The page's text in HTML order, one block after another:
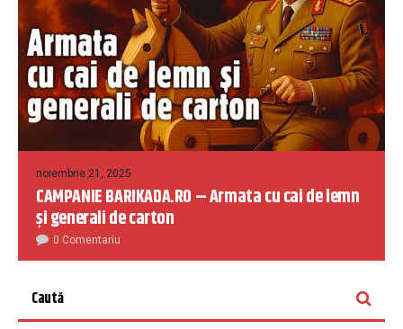
noiembrie 21, 2025
CAMPANIE BARIKADA.RO – Armata cu cai de lemn
și generali de carton
0 Comentariu